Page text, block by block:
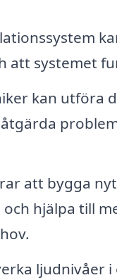
systemet
kan utföra
att bygga
hjälpa till
ljudnivåer